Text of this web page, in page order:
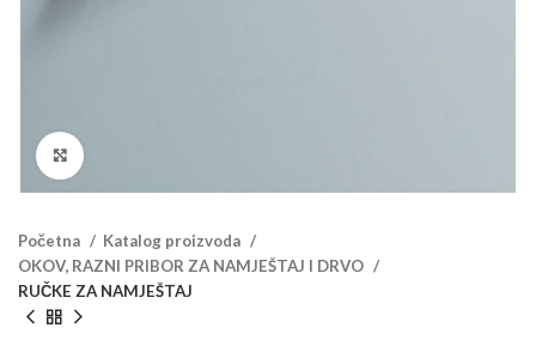
Početna
Katalog proizvoda
OKOV, RAZNI PRIBOR ZA NAMJEŠTAJ I DRVO
RUČKE ZA NAMJEŠTAJ